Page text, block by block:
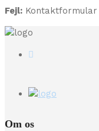
Fejl:
Om os